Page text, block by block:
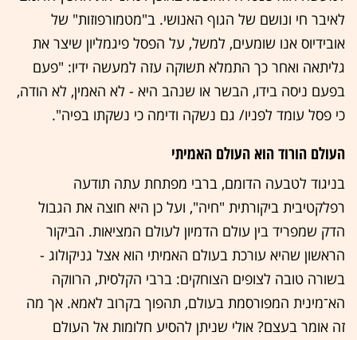
לאיבר חי ונושם של הגוף האנושי. ב"מטמורפוזות" של
אובידיוס אנו שומעים, למשל, על הפסל פיגמליון שיצר את
גליתאה ואחר כך התמלא תשוקה עזה למעשה ידיו: "פעם
בפעם ניסה בידו, הבשר או שנהב היא - לא האמין, לא הודה,
כי פסל עומד לפניו/ גם נשקה ודימה כי נשקתו בפיה".
העולם הורוד הוא העולם האמיתי
בניגוד לטבעה הדומם, ברבי מפתחת עתה תודעה
רפלקטיבית ביקורתית "חיה", ועל כן היא חוצה את הגבול
הדק שמפריד בין עולם הדמיון לעולם המציאות. הביקור
הראשון שהיא עורכת בעולם האמיתי הוא אצל גניקולוג -
בשורה טובה לצופים הצוחקים: ברבי הקלסית, הרווקה
הא־מינית המפורסמת בעולם, תהפוך בקרוב לאמא. אך מה
זה אומר בעצם? אולי שניתן להסיע חלומות אל העולם